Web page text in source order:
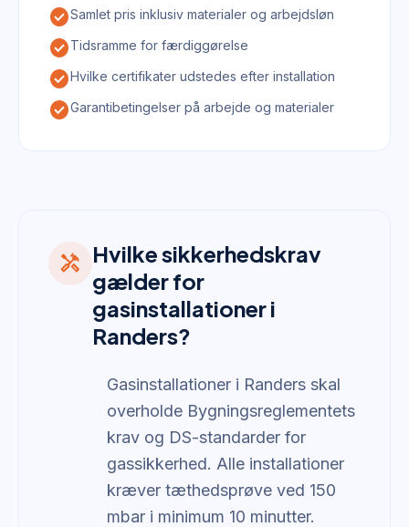
check_circleSamlet pris inklusiv materialer og arbejdsløn
check_circleTidsramme for færdiggørelse
check_circleHvilke certifikater udstedes efter installation
check_circleGarantibetingelser på arbejde og materialer
handyman Hvilke sikkerhedskrav
gælder for
gasinstallationer i
Randers?
Gasinstallationer i Randers skal
overholde Bygningsreglementets
krav og DS-standarder for
gassikkerhed. Alle installationer
kræver tæthedsprøve ved 150
mbar i minimum 10 minutter.